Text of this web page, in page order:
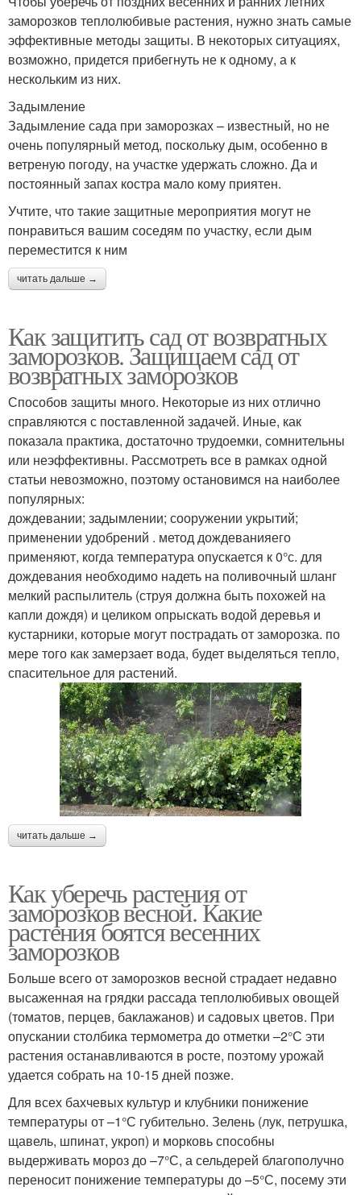
заморозков теплолюбивые растения, нужно знать самые
эффективные методы защиты. В некоторых ситуациях,
возможно, придется прибегнуть не к одному, а к
нескольким из них.
Задымление
Задымление сада при заморозках – известный, но не
очень популярный метод, поскольку дым, особенно в
ветреную погоду, на участке удержать сложно. Да и
постоянный запах костра мало кому приятен.
Учтите, что такие защитные мероприятия могут не
понравиться вашим соседям по участку, если дым
переместится к ним
читать дальше →
Как защитить сад от возвратных
заморозков. Защищаем сад от
возвратных заморозков
Способов защиты много. Некоторые из них отлично
справляются с поставленной задачей. Иные, как
показала практика, достаточно трудоемки, сомнительны
или неэффективны. Рассмотреть все в рамках одной
статьи невозможно, поэтому остановимся на наиболее
популярных:
дождевании; задымлении; сооружении укрытий;
применении удобрений . метод дождеванияего
применяют, когда температура опускается к 0°с. для
дождевания необходимо надеть на поливочный шланг
мелкий распылитель (струя должна быть похожей на
капли дождя) и целиком опрыскать водой деревья и
кустарники, которые могут пострадать от заморозка. по
мере того как замерзает вода, будет выделяться тепло,
спасительное для растений.
читать дальше →
Как уберечь растения от
заморозков весной. Какие
растения боятся весенних
заморозков
Больше всего от заморозков весной страдает недавно
высаженная на грядки рассада теплолюбивых овощей
(томатов, перцев, баклажанов) и садовых цветов. При
опускании столбика термометра до отметки –2°С эти
растения останавливаются в росте, поэтому урожай
удается собрать на 10-15 дней позже.
Для всех бахчевых культур и клубники понижение
температуры от –1°С губительно. Зелень (лук, петрушка,
щавель, шпинат, укроп) и морковь способны
выдерживать мороз до –7°С, а сельдерей благополучно
переносит понижение температуры до –5°С, посему эти